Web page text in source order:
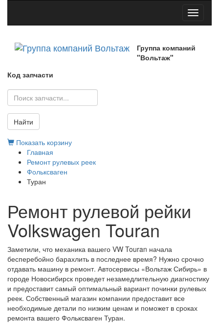
Toggle
Группа компаний
"Вольтаж"
Код запчасти
Найти
Показать корзину
Главная
Ремонт рулевых реек
Фольксваген
Туран
Ремонт рулевой рейки
Volkswagen Touran
Заметили, что механика вашего VW Touran начала
бесперебойно барахлить в последнее время? Нужно срочно
отдавать машину в ремонт. Автосервисы «Вольтаж Сибирь» в
городе Новосибирск проведет незамедлительную диагностику
и предоставит самый оптимальный вариант починки рулевых
реек. Собственный магазин компании предоставит все
необходимые детали по низким ценам и поможет в сроках
ремонта вашего Фольксваген Туран.